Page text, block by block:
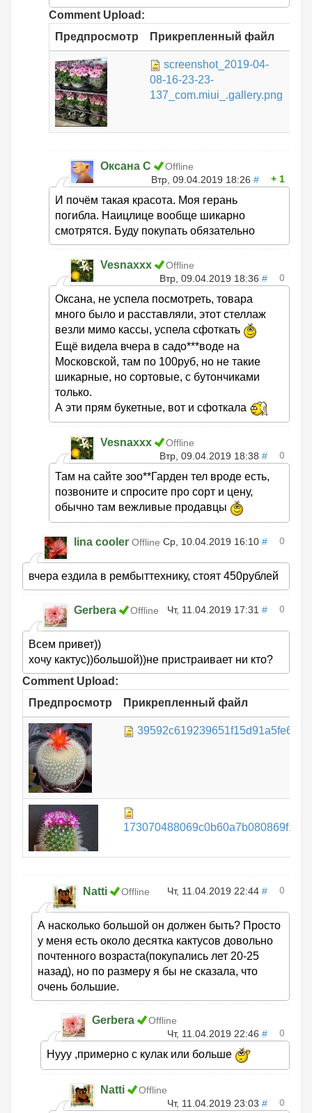
Comment Upload:
Предпросмотр
Прикрепленный файл
screenshot_2019-04-
08-16-23-23-
137_com.miui_.gallery.png
Оксана С
Offline
Втр, 09.04.2019 18:26 # 1
И почём такая красота. Моя герань
погибла. Наицлице вообще шикарно
смотрятся. Буду покупать обязательно
Vesnaxxx
Offline
Втр, 09.04.2019 18:36 # 0
Оксана, не успела посмотреть, товара
много было и расставляли, этот стеллаж
везли мимо кассы, успела сфоткать
Ещё видела вчера в садо***воде на
Московской, там по 100руб, но не такие
шикарные, но сортовые, с бутончиками
только.
А эти прям букетные, вот и сфоткала
Vesnaxxx
Offline
Втр, 09.04.2019 18:38 # 0
Там на сайте зоо**Гарден тел вроде есть,
позвоните и спросите про сорт и цену,
обычно там вежливые продавцы
lina cooler Offline Ср, 10.04.2019 16:10 # 0
вчера ездила в рембыттехнику, стоят 450рублей
Gerbera Offline Чт, 11.04.2019 17:31 # 0
Всем привет))
хочу кактус))большой))не пристраивает ни кто?
Comment Upload:
Предпросмотр
Прикрепленный файл
Natti Offline Чт, 11.04.2019 22:44 # 0
А насколько большой он должен быть? Просто
у меня есть около десятка кактусов довольно
почтенного возраста(покупались лет 20-25
назад), но по размеру я бы не сказала, что
очень большие.
Gerbera
Offline
Чт, 11.04.2019 22:46 # 0
Нууу ,примерно с кулак или больше
Natti
Offline
Чт, 11.04.2019 23:03 # 0